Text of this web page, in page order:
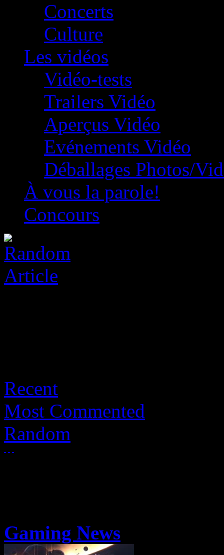
Concerts
Culture
Les vidéos
Vidéo-tests
Trailers Vidéo
Aperçus Vidéo
Evénements Vidéo
Déballages Photos/
À vous la parole!
Concours
Recent
Most Commented
Random
Gaming News